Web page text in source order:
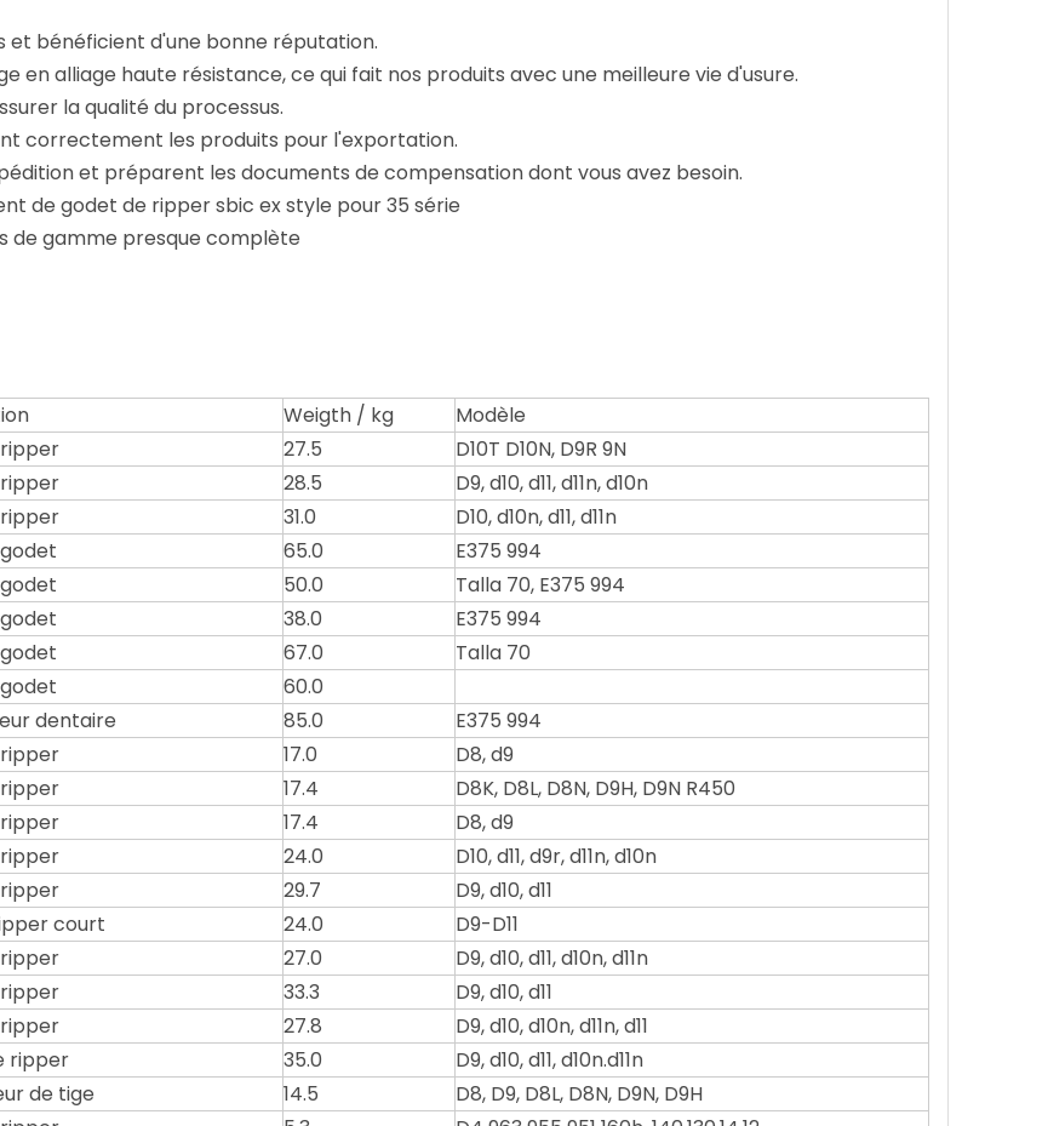
et bénéficient d'une bonne réputation.
en alliage haute résistance, ce qui fait nos produits avec une meilleure vie d'usure.
la qualité du processus.
correctement les produits pour l'exportation.
et préparent les documents de compensation dont vous avez besoin.
de godet de ripper sbic ex style pour 35 série
de gamme presque complète
Weigth / kg
Modèle
27.5
D10T D10N, D9R 9N
28.5
D9, d10, d11, d11n, d10n
31.0
D10, d10n, d11, d11n
65.0
E375 994
50.0
Talla 70, E375 994
38.0
E375 994
67.0
Talla 70
60.0
dentaire 85.0
E375 994
17.0
D8, d9
17.4
D8K, D8L, D8N, D9H, D9N R450
17.4
D8, d9
24.0
D10, d11, d9r, d11n, d10n
29.7
D9, d10, d11
court 24.0
D9-D11
27.0
D9, d10, d11, d10n, d11n
33.3
D9, d10, d11
27.8
D9, d10, d10n, d11n, d11
ripper 35.0
D9, d10, d11, d10n.d11n
de tige 14.5
D8, D9, D8L, D8N, D9N, D9H